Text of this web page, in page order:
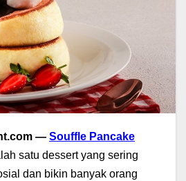
— Souffle Pancake
satu dessert yang sering
dan bikin banyak orang